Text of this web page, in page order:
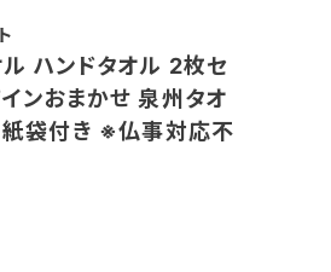
ハンドタオル 2枚セ
ンおまかせ 泉州タオ
袋付き ※仏事対応不